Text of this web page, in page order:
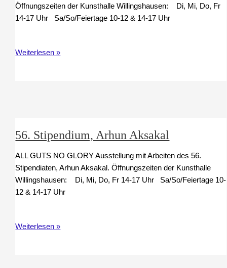
Öffnungszeiten der Kunsthalle Willingshausen: Di, Mi, Do, Fr
14-17 Uhr Sa/So/Feiertage 10-12 & 14-17 Uhr
Vernissage
Weiterlesen »
56. Stipendium, Arhun Aksakal
ALL GUTS NO GLORY Ausstellung mit Arbeiten des 56.
Stipendiaten, Arhun Aksakal. Öffnungszeiten der Kunsthalle
Willingshausen: Di, Mi, Do, Fr 14-17 Uhr Sa/So/Feiertage 10-
12 & 14-17 Uhr
56.
Weiterlesen »